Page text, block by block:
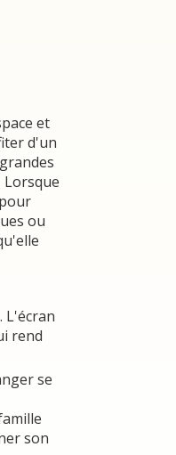
et
d'un
Lorsque
ou
L'écran
rend
se
son